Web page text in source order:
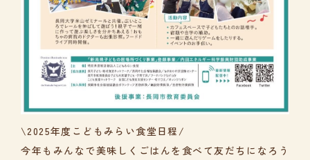
\2025年度こどもみらい食堂日程/
今年もみんなで美味しくごはんを食べて友だちになろう